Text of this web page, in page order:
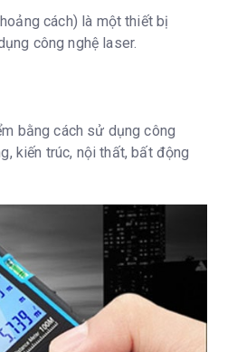
cách) là một thiết bị
công nghệ laser.
bằng cách sử dụng công
kiến trúc, nội thất, bất động